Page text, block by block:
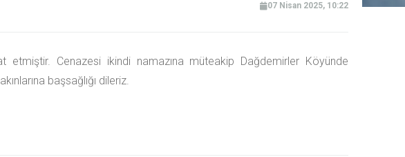
07 Nisan 2025, 10:22
etmiştir. Cenazesi ikindi namazına müteakip Dağdemirler Köyünde
başsağlığı dileriz.